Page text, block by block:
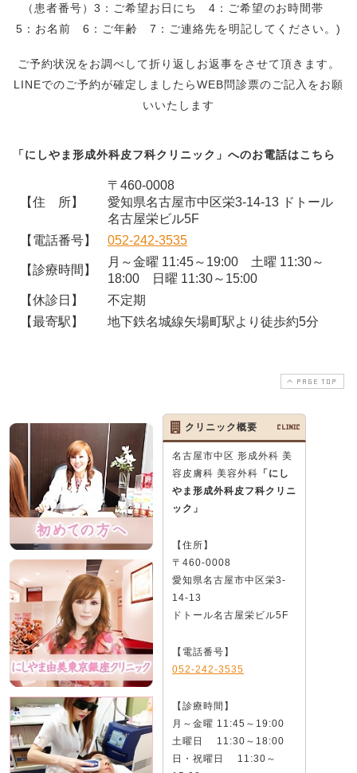
（患者番号）3：ご希望お日にち 4：ご希望のお時間帯
5：お名前 6：ご年齢 7：ご連絡先を明記してください。)
ご予約状況をお調べして折り返しお返事をさせて頂きます。
LINEでのご予約が確定しましたらWEB問診票のご記入をお願
いいたします
「にしやま形成外科皮フ科クリニック」へのお電話はこちら
【住 所】
〒460-0008
愛知県名古屋市中区栄3-14-13 ドトール
名古屋栄ビル5F
【電話番号】
052-242-3535
【診療時間】
月～金曜 11:45～19:00 土曜 11:30～
18:00 日曜 11:30～15:00
【休診日】
不定期
【最寄駅】
地下鉄名城線矢場町駅より徒歩約5分
PAGE TOP
クリニック概要 CLINIC
名古屋市中区 形成外科 美
容皮膚科 美容外科 「にし
やま形成外科皮フ科クリニ
ック」
【住所】
〒460-0008
愛知県名古屋市中区栄3-
14-13
ドトール名古屋栄ビル5F
【電話番号】
052-242-3535
【診療時間】
月～金曜 11:45～19:00
土曜日 11:30～18:00
日・祝曜日 11:30～